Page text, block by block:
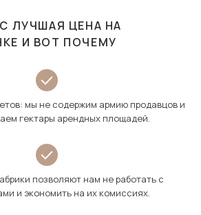
ЛУЧШАЯ ЦЕНА НА
И ВОТ ПОЧЕМУ
мы не содержим армию продавцов и
гектары арендных площадей.
позволяют нам не работать с
и экономить на их комиссиях.